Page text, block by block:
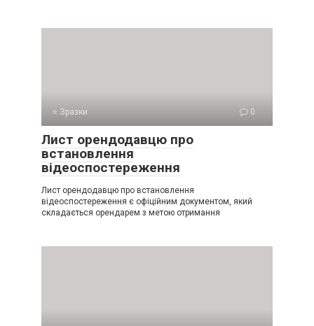
⭐ Зразки 0
Лист орендодавцю про
встановлення
відеоспостереження
Лист орендодавцю про встановлення
відеоспостереження є офіційним документом, який
складається орендарем з метою отримання